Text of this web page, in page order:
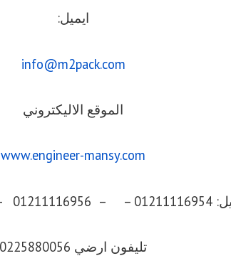
ايميل:
info@m2pack.com
الموقع الاليكتروني
www.engineer-mansy.com
– 01211116958
تليفون ارضي 0225880056